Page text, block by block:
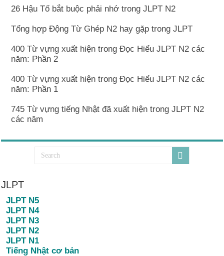
26 Hậu Tố bắt buộc phải nhớ trong JLPT N2
Tổng hợp Động Từ Ghép N2 hay gặp trong JLPT
400 Từ vựng xuất hiện trong Đọc Hiểu JLPT N2 các
năm: Phần 2
400 Từ vựng xuất hiện trong Đọc Hiểu JLPT N2 các
năm: Phần 1
745 Từ vựng tiếng Nhật đã xuất hiện trong JLPT N2
các năm
JLPT
JLPT N5
JLPT N4
JLPT N3
JLPT N2
JLPT N1
Tiếng Nhật cơ bản